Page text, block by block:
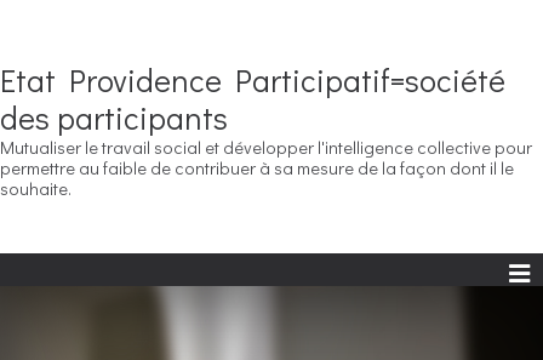
Etat Providence Participatif=société
des participants
Mutualiser le travail social et développer l'intelligence collective pour
permettre au faible de contribuer à sa mesure de la façon dont il le
souhaite.